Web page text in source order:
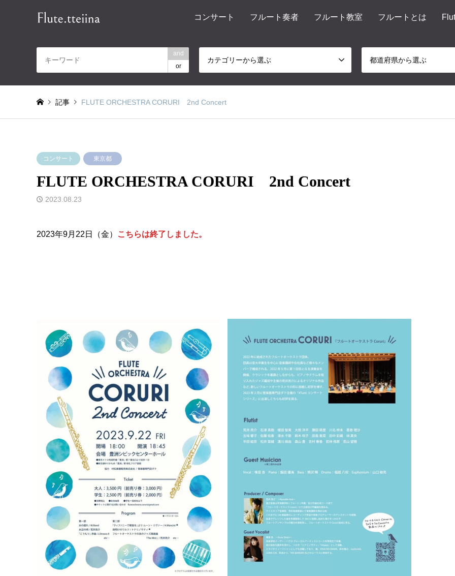
コンサート フルート奏者 フルート教室 フルートとは
and
or
カテゴリーから選ぶ 都道府県から選ぶ
記事 FLUTE ORCHESTRA CORURI 2nd Concert
コンサート 東京都
FLUTE ORCHESTRA CORURI 2nd Concert
2023.08.23
2023年9月22日（金） こちらは終了しました。